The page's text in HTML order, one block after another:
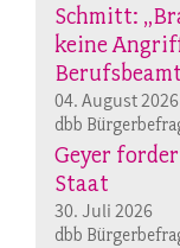
Schmitt:
keine
04. August 2026
dbb
Geyer
Staat
30. Juli 2026
dbb